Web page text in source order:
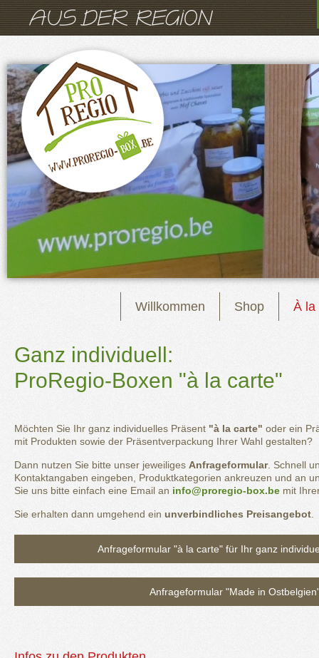
Willkommen Shop À la
Ganz individuell:
ProRegio-Boxen "à la carte"
Möchten Sie Ihr ganz individuelles Präsent "à la carte" oder ein
mit Produkten sowie der Präsentverpackung Ihrer Wahl gestalten?
Dann nutzen Sie bitte unser jeweiliges Anfrageformular. Schnell
Kontaktangaben eingeben, Produktkategorien ankreuzen und an
Sie uns bitte einfach eine Email an info@proregio-box.be mit
Sie erhalten dann umgehend ein unverbindliches Preisangebot
Anfrageformular "à la carte" für Ihr ganz
Anfrageformular "Made in